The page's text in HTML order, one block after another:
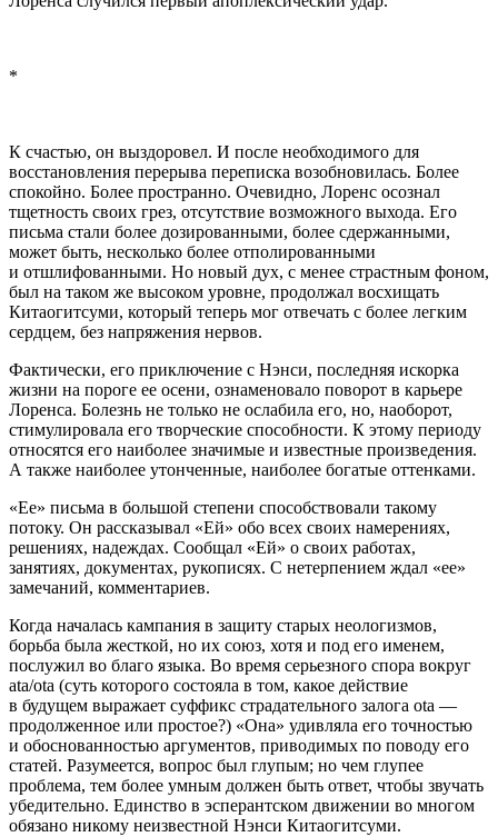
*
К счастью, он выздоровел. И после необходимого для
восстановления перерыва переписка возобновилась. Более
спокойно. Более пространно. Очевидно, Лоренс осознал
тщетность своих грез, отсутствие возможного выхода. Его
письма стали более дозированными, более сдержанными,
может быть, несколько более отполированными
и отшлифованными. Но новый дух, с менее страстным фоном,
был на таком же высоком уровне, продолжал восхищать
Китаогитсуми, который теперь мог отвечать с более легким
сердцем, без напряжения нервов.
Фактически, его приключение с Нэнси, последняя искорка
жизни на пороге ее осени, ознаменовало поворот в карьере
Лоренса. Болезнь не только не ослабила его, но, наоборот,
стимулировала его творческие способности. К этому периоду
относятся его наиболее значимые и известные произведения.
А также наиболее утонченные, наиболее богатые оттенками.
«Ее» письма в большой степени способствовали такому
потоку. Он рассказывал «Ей» обо всех своих намерениях,
решениях, надеждах. Сообщал «Ей» о своих работах,
занятиях, документах, рукописях. С нетерпением ждал «ее»
замечаний, комментариев.
Когда началась кампания в защиту старых неологизмов,
борьба была жесткой, но их союз, хотя и под его именем,
послужил во благо языка. Во время серьезного спора вокруг
ata/ota (суть которого состояла в том, какое действие
в будущем выражает суффикс страдательного залога ota —
продолженное или простое?) «Она» удивляла его точностью
и обоснованностью аргументов, приводимых по поводу его
статей. Разумеется, вопрос был глупым; но чем глупее
проблема, тем более умным должен быть ответ, чтобы звучать
убедительно. Единство в эсперантском движении во многом
обязано никому неизвестной Нэнси Китаогитсуми.